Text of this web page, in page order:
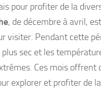
pour profiter de la
, de décembre à avril,
visiter. Pendant cette
sec et les
Ces mois offrent
explorer et profiter de